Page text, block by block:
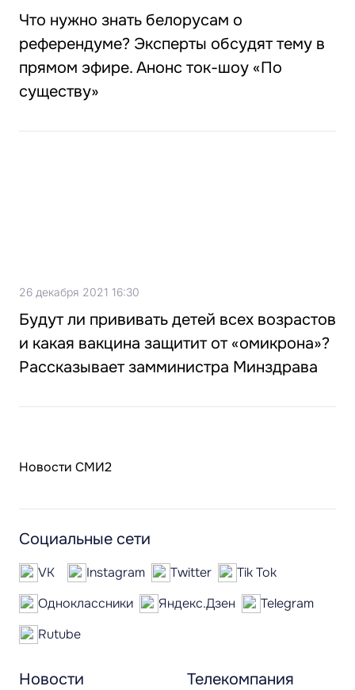
Что нужно знать белорусам о
референдуме? Эксперты обсудят тему в
прямом эфире. Анонс ток-шоу «По
существу»
26 декабря 2021 16:30
Будут ли прививать детей всех возрастов
и какая вакцина защитит от «омикрона»?
Рассказывает замминистра Минздрава
Новости СМИ2
Новости Телекомпания
Социальные сети
VK Instagram Twitter
Tik Tok
Одноклассники
Яндекс.Дзен
Telegram
Rutube